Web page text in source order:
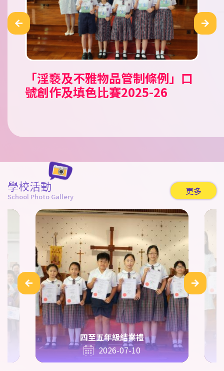
「淫褻及不雅物品管制條例」口
號創作及填色比賽2025-26
公民田徑錦標賽 2026
Tell A Tale Children’s
Storytelling Competition
「童心共讀國家歷史人物」小學
人文科閱讀活動比賽
2026新星啟德盃田徑錦標賽
霓裳裏的中國 華服親子設計比賽
香工思高盃小學足球邀請賽
嘉栢理念小學足球邀請賽2026
二零二六年香港花卉展覽（花
展）賽馬會學生繪畫比賽
香港青少年田徑分齡賽2026 (一)
2026新星新春兒童及少年田徑賽
南區小學生五人足球賽 2025/26
第十五屆（2025-2026）「閃耀
之星」才華拓展獎學金頒獎典禮
《我要讚佢》「最值得表揚學生
獎勵計劃」
聖公會小學第二十九屆數學奧林
匹克比賽
沙田武術錦標賽
沙田武術錦標賽2025
聖公會小學第二十九屆數學奧林
匹克比賽
愛國共融•彩繪舊城@中西區公
民教育填色比賽
第十二屆全港小學數學挑戰賽
學校活動
School Photo Gallery 更多
四至五年級結業禮
2026-07-10